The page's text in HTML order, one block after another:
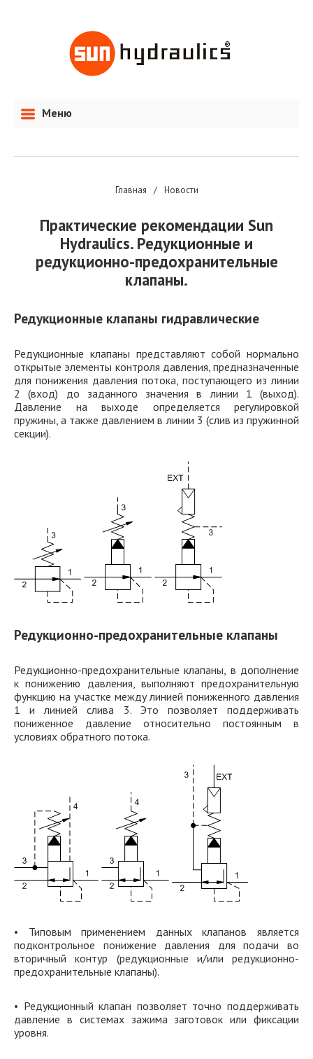
Меню
Главная / Новости
Практические рекомендации Sun
Hydraulics. Редукционные и
редукционно-предохранительные
клапаны.
Редукционные клапаны гидравлические
Редукционные клапаны представляют собой нормально
открытые элементы контроля давления, предназначенные
для понижения давления потока, поступающего из линии
2 (вход) до заданного значения в линии 1 (выход).
Давление на выходе определяется регулировкой
пружины, а также давлением в линии 3 (слив из пружинной
секции).
Редукционно-предохранительные клапаны
Редукционно-предохранительные клапаны, в дополнение
к понижению давления, выполняют предохранительную
функцию на участке между линией пониженного давления
1 и линией слива 3. Это позволяет поддерживать
пониженное давление относительно постоянным в
условиях обратного потока.
• Типовым применением данных клапанов является
подконтрольное понижение давления для подачи во
вторичный контур (редукционные и/или редукционно-
предохранительные клапаны).
• Редукционный клапан позволяет точно поддерживать
давление в системах зажима заготовок или фиксации
уровня.